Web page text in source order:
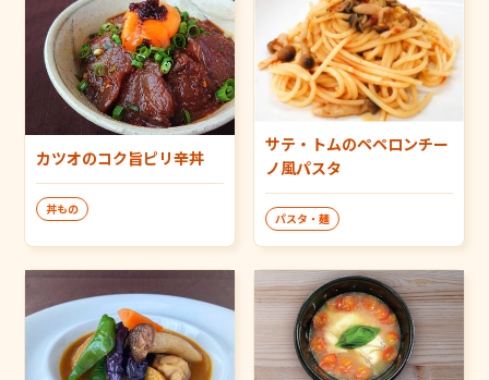
カツオのコク旨ピリ辛丼
丼もの
サテ・トムのペペロンチー
ノ風パスタ
パスタ・麺